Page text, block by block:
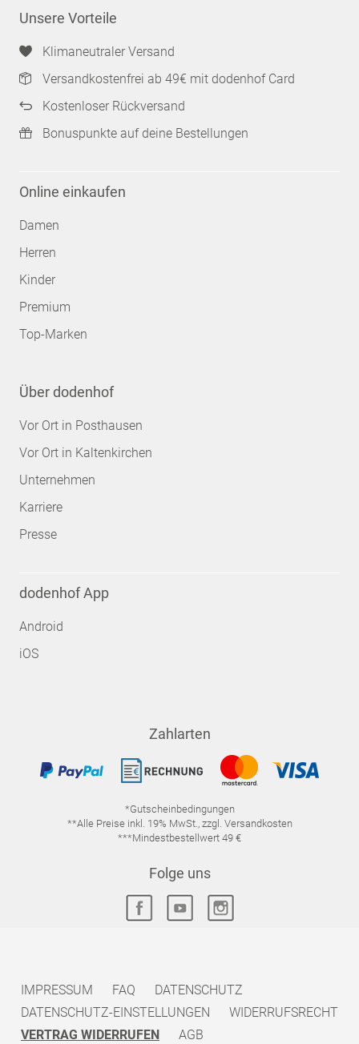
Unsere Vorteile
Klimaneutraler Versand
Versandkostenfrei ab 49€ mit dodenhof Card
Kostenloser Rückversand
Bonuspunkte auf deine Bestellungen
Online einkaufen
Damen
Herren
Kinder
Premium
Top-Marken
Über dodenhof
Vor Ort in Posthausen
Vor Ort in Kaltenkirchen
Unternehmen
Karriere
Presse
dodenhof App
Android
iOS
Zahlarten
*Gutscheinbedingungen
**Alle Preise inkl. 19% MwSt., zzgl. Versandkosten
***Mindestbestellwert 49 €
Folge uns
IMPRESSUM FAQ
DATENSCHUTZ
DATENSCHUTZ-EINSTELLUNGEN
WIDERRUFSRECHT
VERTRAG WIDERRUFEN
AGB